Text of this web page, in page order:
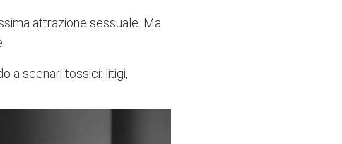
attrazione sessuale. Ma
a scenari tossici: litigi,